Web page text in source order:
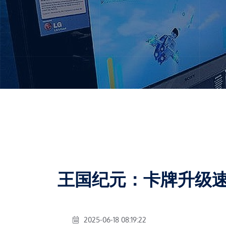
王国纪元：卡牌升级
2025-06-18 08:19:22